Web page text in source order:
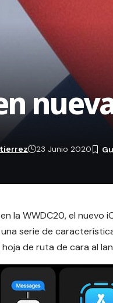
23 Junio 2020
la WWDC20, el nuevo
una serie de
de ruta de cara al